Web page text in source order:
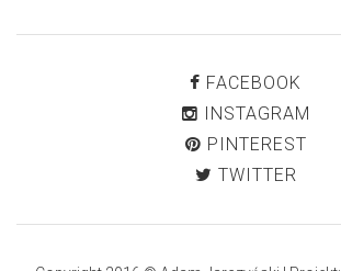
FACEBOOK
INSTAGRAM
PINTEREST
TWITTER